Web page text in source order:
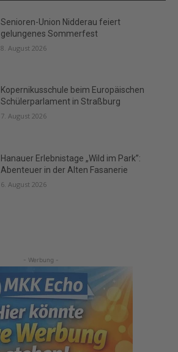
Senioren-Union Nidderau feiert
gelungenes Sommerfest
8. August 2026
Kopernikusschule beim Europäischen
Schülerparlament in Straßburg
7. August 2026
Hanauer Erlebnistage „Wild im Park”:
Abenteuer in der Alten Fasanerie
6. August 2026
- Werbung -